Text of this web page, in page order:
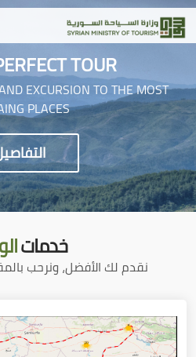
TOUR
EXCURSION TO THE MOST
PLACES
خدمات
نقدم لك الأفضل، ونرحب